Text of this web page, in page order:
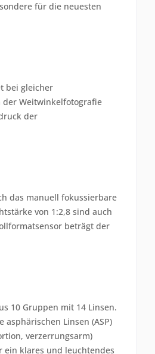
für die neuesten
bei gleicher
der Weitwinkelfotografie
der
das manuell fokussierbare
von 1:2,8 sind auch
beträgt der
10 Gruppen mit 14 Linsen.
asphärischen Linsen (ASP)
verzerrungsarm)
ein klares und leuchtendes